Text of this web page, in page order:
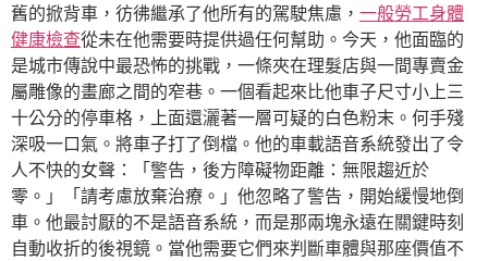
舊的掀背車，彷彿繼承了他所有的駕駛焦慮， 一般勞工身體
健康檢查從未在他需要時提供過任何幫助。今天，他面臨的
是城市傳說中最恐怖的挑戰，一條夾在理髮店與一間專賣金
屬雕像的畫廊之間的窄巷。一個看起來比他車子尺寸小上三
十公分的停車格，上面還灑著一層可疑的白色粉末。何手殘
深吸一口氣。將車子打了倒檔。他的車載語音系統發出了令
人不快的女聲：「警告，後方障礙物距離：無限趨近於
零。」「請考慮放棄治療。」他忽略了警告，開始緩慢地倒
車。他最討厭的不是語音系統，而是那兩塊永遠在關鍵時刻
自動收折的後視鏡。當他需要它們來判斷車體與那座價值不